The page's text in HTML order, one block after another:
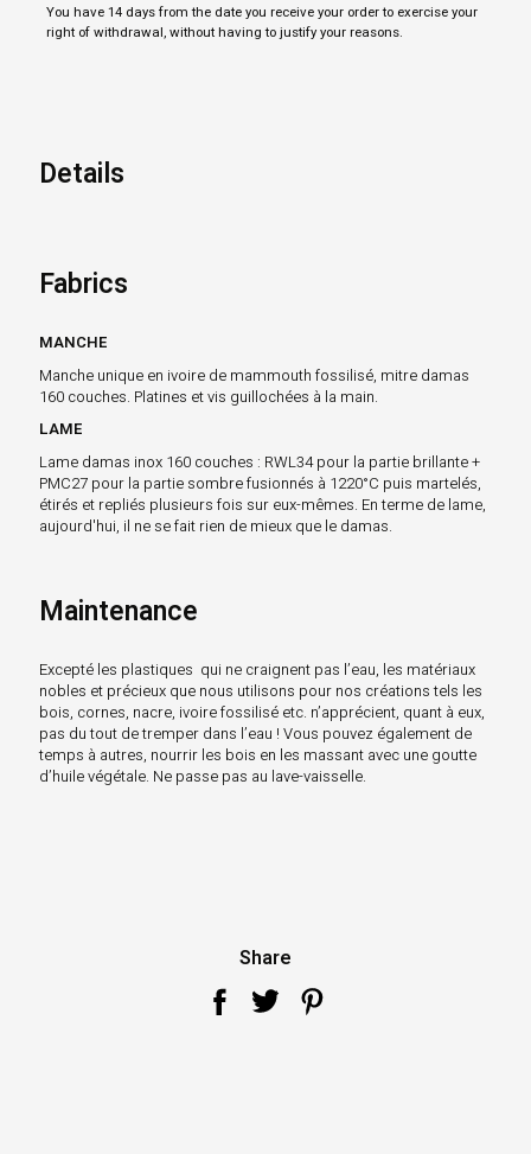
You have 14 days from the date you receive your order to exercise your
right of withdrawal, without having to justify your reasons.
Details
Fabrics
MANCHE
Manche unique en ivoire de mammouth fossilisé, mitre damas
160 couches. Platines et vis guillochées à la main.
LAME
Lame damas inox 160 couches : RWL34 pour la partie brillante +
PMC27 pour la partie sombre fusionnés à 1220°C puis martelés,
étirés et repliés plusieurs fois sur eux-mêmes. En terme de lame,
aujourd'hui, il ne se fait rien de mieux que le damas.
Maintenance
Excepté les plastiques qui ne craignent pas l’eau, les matériaux
nobles et précieux que nous utilisons pour nos créations tels les
bois, cornes, nacre, ivoire fossilisé etc. n’apprécient, quant à eux,
pas du tout de tremper dans l’eau ! Vous pouvez également de
temps à autres, nourrir les bois en les massant avec une goutte
d’huile végétale. Ne passe pas au lave-vaisselle.
Share